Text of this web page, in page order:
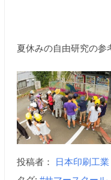
夏休みの自由研究の参
投稿者：
日本印刷工業